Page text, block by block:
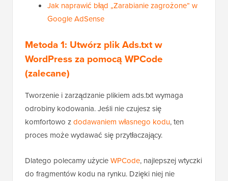
Jak naprawić błąd „Zarabianie zagrożone” w
Google AdSense
Metoda 1: Utwórz plik Ads.txt w
WordPressza pomocą WPCode
(zalecane)
Tworzenie i zarządzanie plikiem ads.txt wymaga
odrobiny kodowania. Jeśli nie czujesz się
komfortowo zdodawaniem własnego kodu, ten
proces może wydawać się przytłaczający.
Dlatego polecamy użycieWPCode, najlepszej wtyczki
do fragmentów kodu na rynku. Dzięki niej nie